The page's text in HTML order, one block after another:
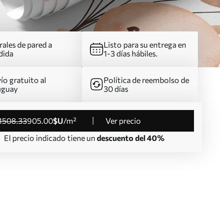
de pared a
Listo para su entrega en
1-3 días hábiles.
gratuito al
Política de reembolso de
30 días
.33905.00$U/m²
Ver precio
El precio indicado tiene un descuento del 40%